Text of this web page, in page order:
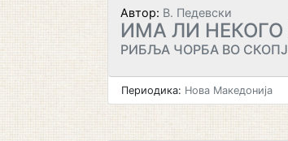
Автор: В. Педевски
ИМА ЛИ НЕКОГО
РИБЉА ЧОРБА ВО
Периодика: Нова Македонија